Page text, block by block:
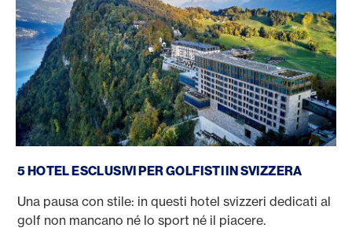
5 HOTEL ESCLUSIVI PER GOLFISTI IN SVIZZERA
Una pausa con stile: in questi hotel svizzeri dedicati al
golf non mancano né lo sport né il piacere.